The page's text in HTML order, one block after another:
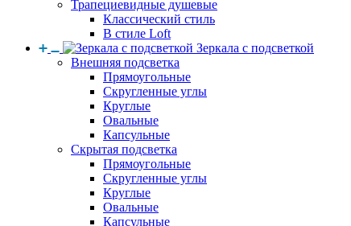
Трапециевидные душевые
Классический стиль
В стиле Loft
Зеркала с подсветкой
Внешняя подсветка
Прямоугольные
Скругленные углы
Круглые
Овальные
Капсульные
Скрытая подсветка
Прямоугольные
Скругленные углы
Круглые
Овальные
Капсульные